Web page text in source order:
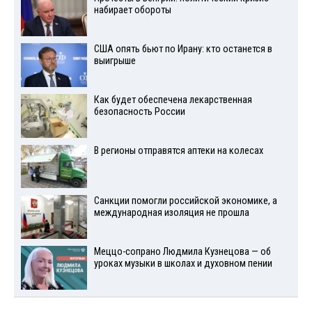
набирает обороты
США опять бьют по Ирану: кто останется в
выигрыше
Как будет обеспечена лекарственная
безопасность России
В регионы отправятся аптеки на колесах
Санкции помогли российской экономике, а
международная изоляция не прошла
Меццо-сопрано Людмила Кузнецова — об
уроках музыки в школах и духовном пении